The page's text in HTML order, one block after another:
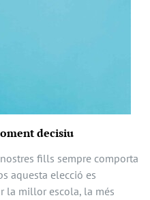
decisiu
fills sempre comporta
aquesta elecció es
la millor escola, la més